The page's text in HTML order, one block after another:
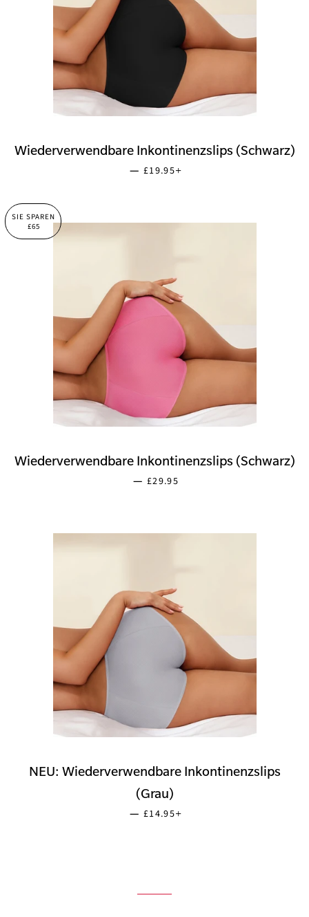
Wiederverwendbare Inkontinenzslips (Schwarz)
— NORMALER PREIS
£19.95
SIE SPAREN
£65
Wiederverwendbare Inkontinenzslips (Schwarz)
— SONDERPREIS
£29.95
NEU: Wiederverwendbare Inkontinenzslips
(Grau)
— NORMALER PREIS
£14.95